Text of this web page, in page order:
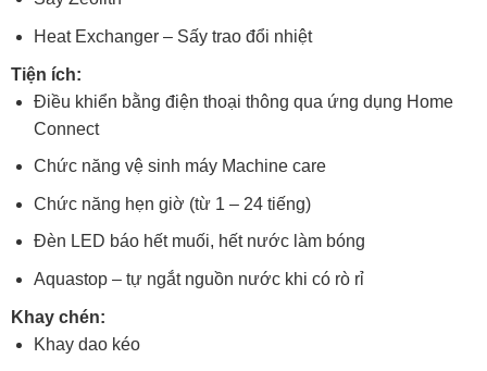
Heat Exchanger – Sấy trao đổi nhiệt
Tiện ích:
Điều khiển bằng điện thoại thông qua ứng dụng Home
Connect
Chức năng vệ sinh máy Machine care
Chức năng hẹn giờ (từ 1 – 24 tiếng)
Đèn LED báo hết muối, hết nước làm bóng
Aquastop – tự ngắt nguồn nước khi có rò rỉ
Khay chén:
Khay dao kéo